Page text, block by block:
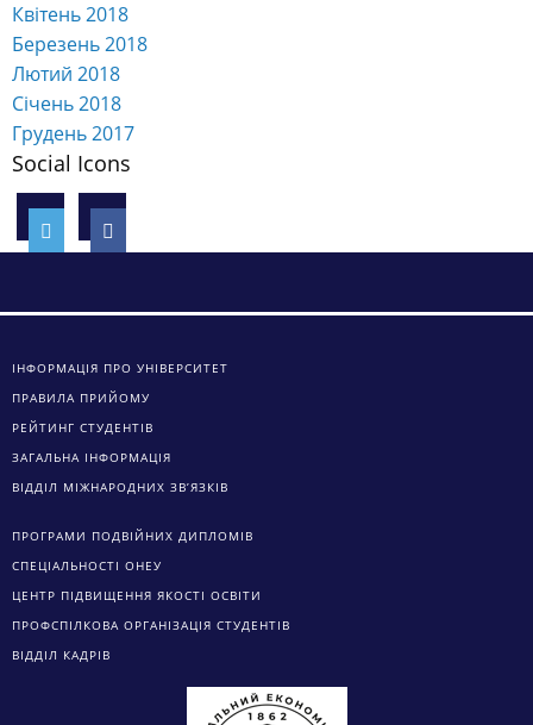
Квітень 2018
Березень 2018
Лютий 2018
Січень 2018
Грудень 2017
Social Icons
ІНФОРМАЦІЯ ПРО УНІВЕРСИТЕТ
ПРАВИЛА ПРИЙОМУ
РЕЙТИНГ СТУДЕНТІВ
ЗАГАЛЬНА ІНФОРМАЦІЯ
ВІДДІЛ МІЖНАРОДНИХ ЗВ’ЯЗКІВ
ПРОГРАМИ ПОДВІЙНИХ ДИПЛОМІВ
СПЕЦІАЛЬНОСТІ ОНЕУ
ЦЕНТР ПІДВИЩЕННЯ ЯКОСТІ ОСВІТИ
ПРОФСПІЛКОВА ОРГАНІЗАЦІЯ СТУДЕНТІВ
ВІДДІЛ КАДРІВ